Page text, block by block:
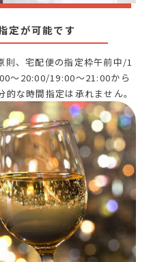
定が可能です
則、宅配便の指定枠午前中/1
～20:00/19:00～21:00から
な時間指定は承れません。